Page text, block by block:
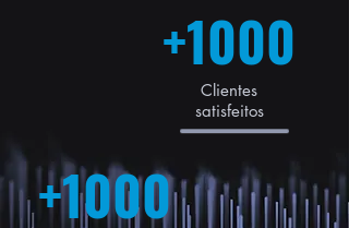
+1000
Clientes
satisfeitos
+1000